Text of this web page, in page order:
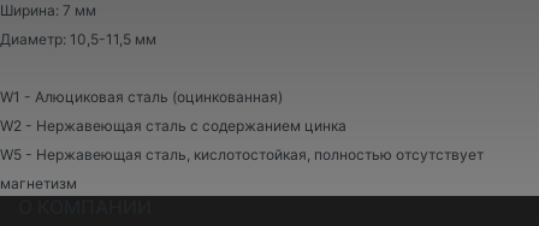
Ширина: 7 мм
Диаметр: 10,5-11,5 мм
W1 - Алюциковая сталь (оцинкованная)
W2 - Нержавеющая сталь с содержанием цинка
W5 - Нержавеющая сталь, кислотостойкая, полностью отсутствует
магнетизм